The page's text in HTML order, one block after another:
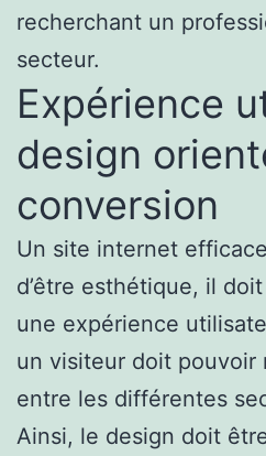
recherchant un
secteur.
Expérience
design
conversion
Un site internet
d’être esthétique, il
une expérience
un visiteur doit pouvoir
entre les différentes
Ainsi, le design doit